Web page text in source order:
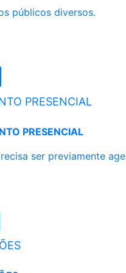
públicos diversos.
PRESENCIAL
PRESENCIAL
ser previamente